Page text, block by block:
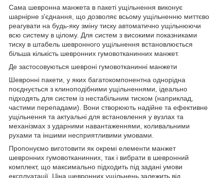
Сама шевронна манжета в пакеті ущільнення виконує
шарнірне з'єднання, що дозволяє всьому ущільненню миттєво
реагувати на будь-яку зміну тиску автоматично ущільнюючи
всю систему в цілому. Для систем з високими показниками
тиску в штабель шевронного ущільнення встановлюється
більша кількість шевронних гумовотканинних манжет.
Де застосовуються шевроні гумовотканинні манжети
Шевронні пакети, у яких багатокомпонентна однорідна
поєднується з клиноподібними ущільненнями, ідеально
підходять для систем із нестабільним тиском (наприклад,
частими перепадами). Вони створюють надійне та ефективне
ущільнення та актуальні для встановлення у вузлах та
механізмах з ударними навантаженнями, коливальними
рухами та іншими несприятливими умовами.
Пропонуємо виготовити як окремі елементи манжет
шевронних гумовотканинних, так і вибрати в шевронний
комплект, що максимально підходить під задані умови
експлуатації. Ціна шевронних ущільнень залежить від